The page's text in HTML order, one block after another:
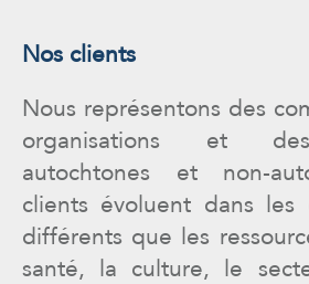
Nos clients
Nous représentons des
organisations et
autochtones et non-
clients évoluent dans les
différents que les
santé, la culture, le